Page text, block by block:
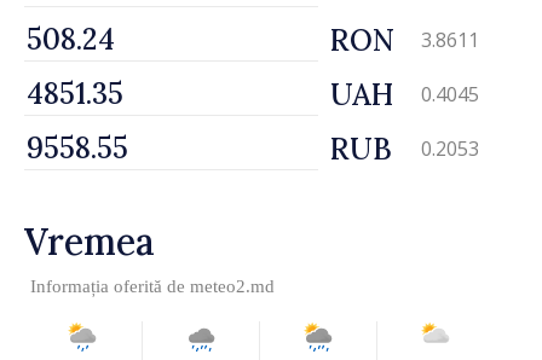
RON 3.8611
UAH 0.4045
RUB 0.2053
Vremea
Informația oferită de meteo2.md